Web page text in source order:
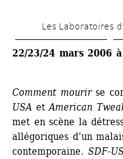
au
contenu
Les Laboratoires
22/23/24 mars 2006
Comment mourirse
USA et American
met en scène la
allégoriques d’un
contemporaine. SDF-